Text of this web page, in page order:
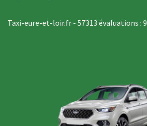
Taxi-eure-et-loir.fr - 57313 évaluations : 9